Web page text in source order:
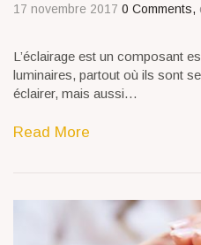
17 novembre 2017 0 Comments,
L’éclairage est un composant
luminaires, partout où ils sont
éclairer, mais aussi…
Read More